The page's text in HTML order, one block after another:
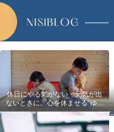
休日にやる気がない・元気が出
ないときに。心を休ませる“ゆる
い過ごし方”5選